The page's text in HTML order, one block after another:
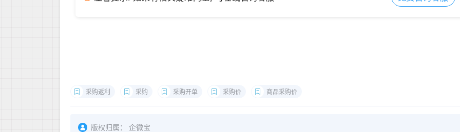
采购返利 采购 采购开单 采购价 商品采购价
版权归属：
企微宝